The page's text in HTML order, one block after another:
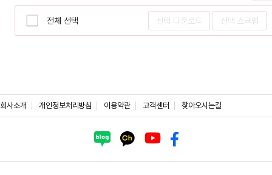
전체 선택 선택 다운로드 선택 스크랩
회사소개 개인정보처리방침 이용약관 고객센터 찾아오시는길